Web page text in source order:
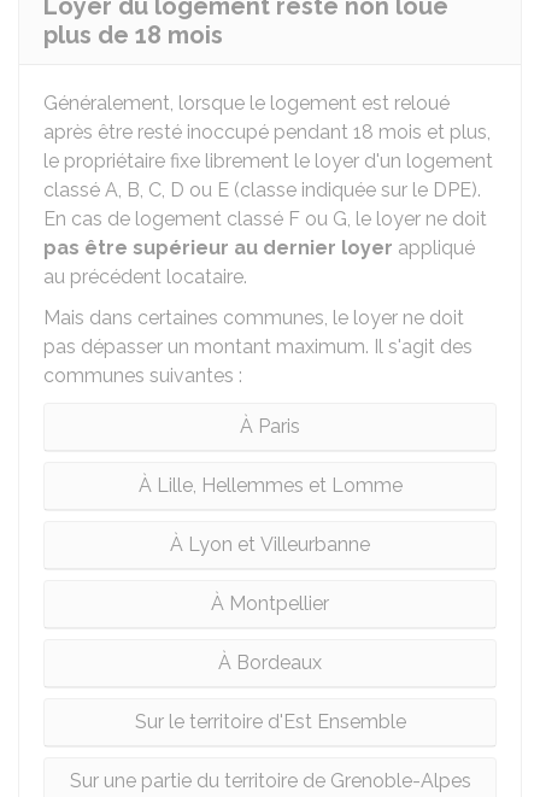
Loyer du logement resté non loué
plus de 18 mois
Généralement, lorsque le logement est reloué
après être resté inoccupé pendant 18 mois et plus,
le propriétaire fixe librement le loyer d'un logement
classé A, B, C, D ou E (classe indiquée sur le DPE).
En cas de logement classé F ou G, le loyer ne doit
pas être supérieur au dernier loyer appliqué
au précédent locataire.
Mais dans certaines communes, le loyer ne doit
pas dépasser un montant maximum. Il s'agit des
communes suivantes :
À Paris
À Lille, Hellemmes et Lomme
À Lyon et Villeurbanne
À Montpellier
À Bordeaux
Sur le territoire d'Est Ensemble
Sur une partie du territoire de Grenoble-Alpes